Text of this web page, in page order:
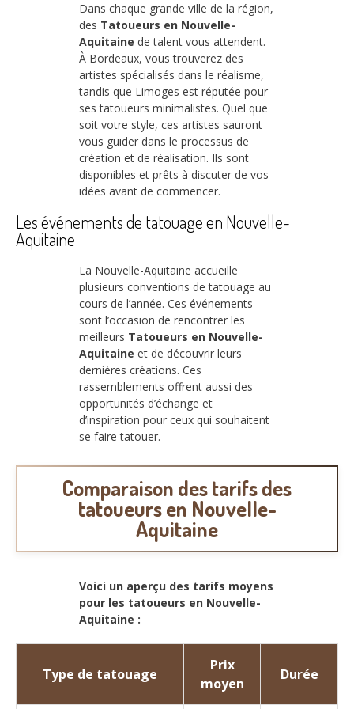
Dans chaque grande ville de la région,
des Tatoueurs en Nouvelle-
Aquitaine de talent vous attendent.
À Bordeaux, vous trouverez des
artistes spécialisés dans le réalisme,
tandis que Limoges est réputée pour
ses tatoueurs minimalistes. Quel que
soit votre style, ces artistes sauront
vous guider dans le processus de
création et de réalisation. Ils sont
disponibles et prêts à discuter de vos
idées avant de commencer.
Les événements de tatouage en Nouvelle-
Aquitaine
La Nouvelle-Aquitaine accueille
plusieurs conventions de tatouage au
cours de l’année. Ces événements
sont l’occasion de rencontrer les
meilleurs Tatoueurs en Nouvelle-
Aquitaine et de découvrir leurs
dernières créations. Ces
rassemblements offrent aussi des
opportunités d’échange et
d’inspiration pour ceux qui souhaitent
se faire tatouer.
Comparaison des tarifs des
tatoueurs en Nouvelle-
Aquitaine
Voici un aperçu des tarifs moyens
pour les tatoueurs en Nouvelle-
Aquitaine :
Type de tatouage
Prix
moyen
Durée